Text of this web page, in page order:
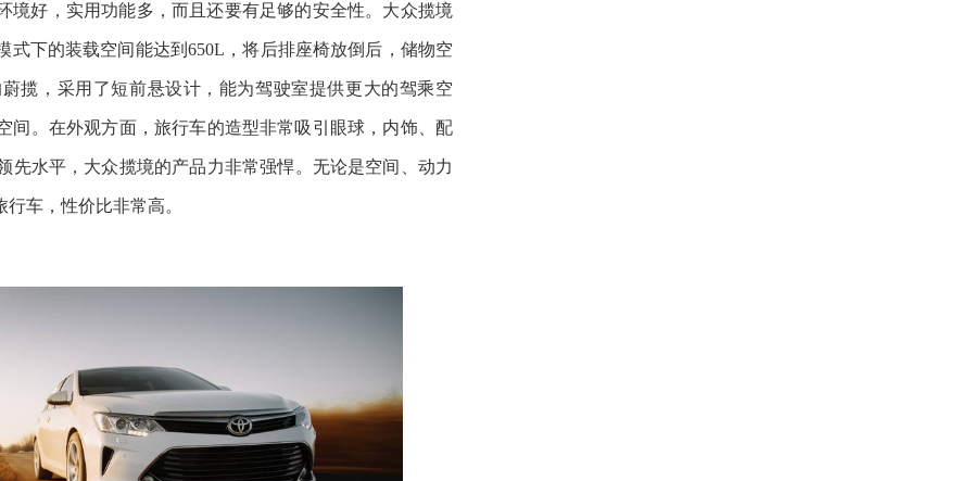
境好，实用功能多，而且还要有足够的安全性。大众揽境
下的装载空间能达到650L，将后排座椅放倒后，储物空
揽，采用了短前悬设计，能为驾驶室提供更大的驾乘空
间。在外观方面，旅行车的造型非常吸引眼球，内饰、配
水平，大众揽境的产品力非常强悍。无论是空间、动力
车，性价比非常高。